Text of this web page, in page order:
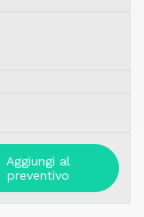
Aggiungi al
preventivo